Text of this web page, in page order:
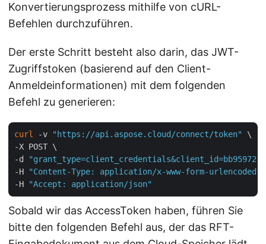
Konvertierungsprozess mithilfe von cURL-
Befehlen durchzuführen.
Der erste Schritt besteht also darin, das JWT-
Zugriffstoken (basierend auf den Client-
Anmeldeinformationen) mit dem folgenden
Befehl zu generieren:
curl -v "https://api.aspose.cloud/connect/token"
\
-X POST \
-d
"grant_type=client_credentials&client_id=bb959721-
-H
"Content-Type: application/x-www-form-urlencoded"
-H
"Accept: application/json"
Sobald wir das AccessToken haben, führen Sie
bitte den folgenden Befehl aus, der das RFT-